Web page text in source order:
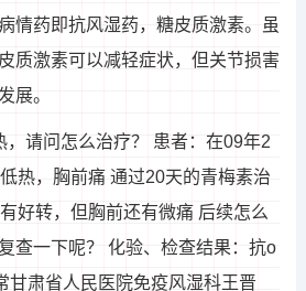
情药即抗风湿药，糖皮质激素。虽
质激素可以减轻症状，但关节损害
展。
，请问怎么治疗？ 患者：在09年2
热，胸前痛 通过20天的青梅素治
好转，但胸前还有微痛 后续怎么
查一下呢？ 化验、检查结果：抗o
甘肃省人民医院免疫风湿科王晋